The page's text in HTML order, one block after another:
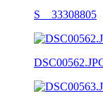
S__33308805